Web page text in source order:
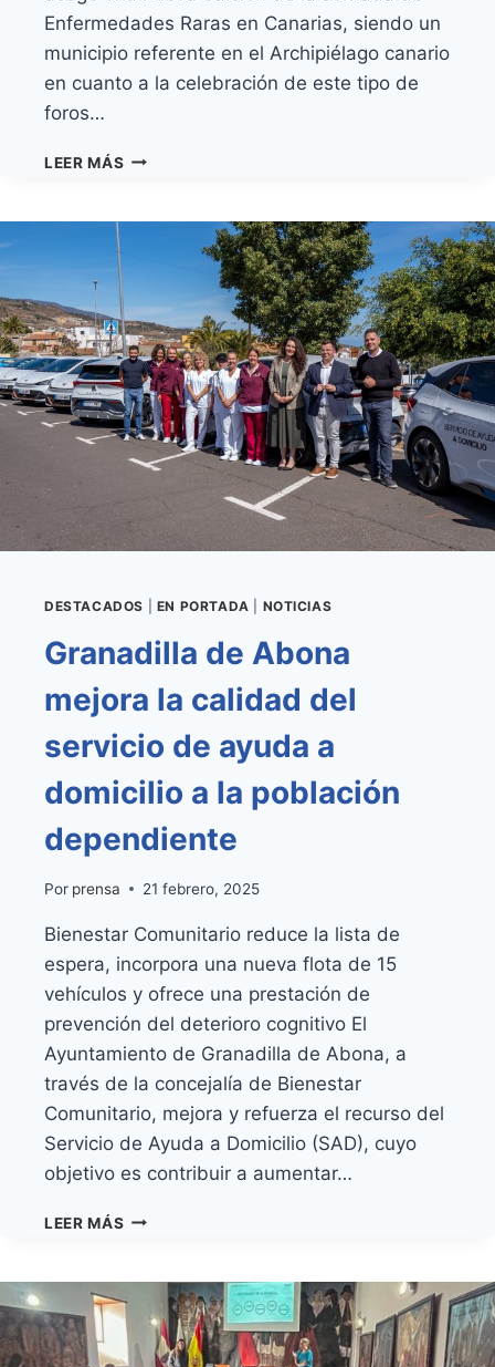
Enfermedades Raras en Canarias, siendo un
municipio referente en el Archipiélago canario
en cuanto a la celebración de este tipo de
foros…
LEER MÁS GRANADILLA
CELEBRA
DE
FEBRERO
SU
XV
JORNADA
SOBRE
ENFERMEDADES
RARAS
CANARIAS
DESTACADOS EN PORTADA NOTICIAS
Granadilla de Abona
mejora la calidad del
servicio de ayuda a
domicilio a la población
dependiente
Por prensa 21 febrero, 2025
Bienestar Comunitario reduce la lista de
espera, incorpora una nueva flota de 15
vehículos y ofrece una prestación de
prevención del deterioro cognitivo El
Ayuntamiento de Granadilla de Abona, a
través de la concejalía de Bienestar
Comunitario, mejora y refuerza el recurso del
Servicio de Ayuda a Domicilio (SAD), cuyo
objetivo es contribuir a aumentar…
LEER MÁS GRANADILLA
MEJORA
CALIDAD
DEL